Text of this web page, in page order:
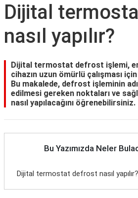
Dijital
nasıl yapılır?
Dijital termostat defrost işlemi,
cihazın uzun ömürlü çalışması
Bu makalede, defrost işleminin
edilmesi gereken noktaları ve
nasıl yapılacağını öğrenebilirsiniz.
Bu Yazımızda Neler
Dijital termostat defrost nasıl yapılır?